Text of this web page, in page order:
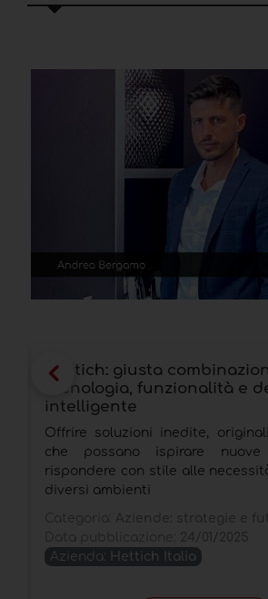
Hettich: giusta
tecnologia, funzionalità e
intelligente
Offrire soluzioni inedite,
che possano ispirare
rispondere con stile alle
diversi ambienti
Azienda: Hettich Italia